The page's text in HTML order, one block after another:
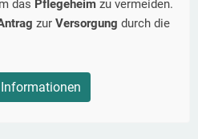
das Pflegeheim zu vermeiden.
zur Versorgung durch die